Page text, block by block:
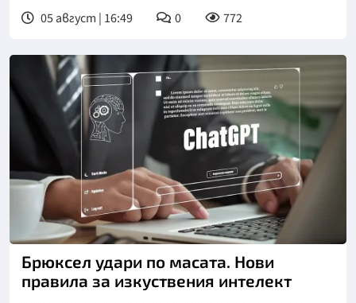
05 август | 16:49 0 772
Брюксел удари по масата. Нови
правила за изкуствения интелект